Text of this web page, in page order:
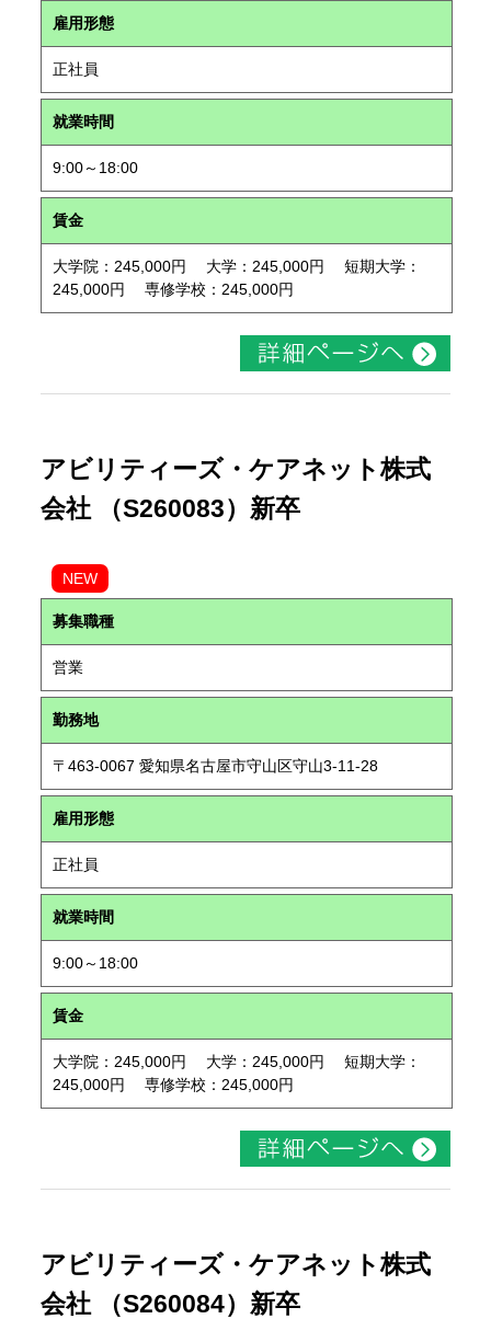
雇用形態
正社員
就業時間
9:00～18:00
賃金
大学院：245,000円 大学：245,000円 短期大学：
245,000円 専修学校：245,000円
アビリティーズ・ケアネット株式
会社 （S260083）新卒
NEW
募集職種
営業
勤務地
〒463-0067 愛知県名古屋市守山区守山3-11-28
雇用形態
正社員
就業時間
9:00～18:00
賃金
大学院：245,000円 大学：245,000円 短期大学：
245,000円 専修学校：245,000円
アビリティーズ・ケアネット株式
会社 （S260084）新卒